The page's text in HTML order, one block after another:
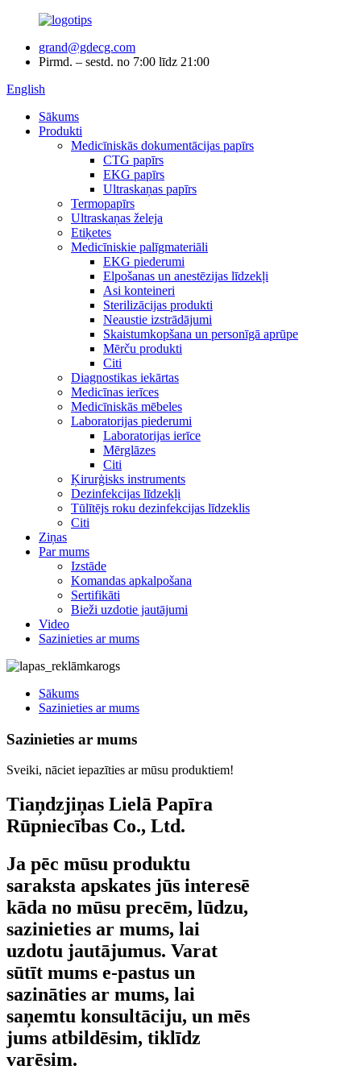
grand@gdecg.com
Pirmd. – sestd. no 7:00 līdz 21:00
English
Sākums
Produkti
Medicīniskās dokumentācijas papīrs
CTG papīrs
EKG papīrs
Ultraskaņas papīrs
Termopapīrs
Ultraskaņas želeja
Etiķetes
Medicīniskie palīgmateriāli
EKG piederumi
Elpošanas un anestēzijas līdzekļi
Asi konteineri
Sterilizācijas produkti
Neaustie izstrādājumi
Skaistumkopšana un personīgā aprūpe
Mērču produkti
Citi
Diagnostikas iekārtas
Medicīnas ierīces
Medicīniskās mēbeles
Laboratorijas piederumi
Laboratorijas ierīce
Mērglāzes
Citi
Ķirurģisks instruments
Dezinfekcijas līdzekļi
Tūlītējs roku dezinfekcijas līdzeklis
Citi
Ziņas
Par mums
Izstāde
Komandas apkalpošana
Sertifikāti
Bieži uzdotie jautājumi
Video
Sazinieties ar mums
Sākums
Sazinieties ar mums
Sazinieties ar mums
Sveiki, nāciet iepazīties ar mūsu produktiem!
Tiaņdzjiņas Lielā Papīra
Rūpniecības Co., Ltd.
Ja pēc mūsu produktu
saraksta apskates jūs interesē
kāda no mūsu precēm, lūdzu,
sazinieties ar mums, lai
uzdotu jautājumus. Varat
sūtīt mums e-pastus un
sazināties ar mums, lai
saņemtu konsultāciju, un mēs
jums atbildēsim, tiklīdz
varēsim.